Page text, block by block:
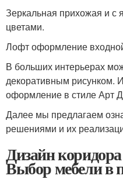
Зеркальная прихожая и
цветами.
Лофт оформление
В больших интерьерах
декоративным рисунком.
оформление в стиле Арт
Далее мы предлагаем
решениями и их
Дизайн
Выбор мебели в